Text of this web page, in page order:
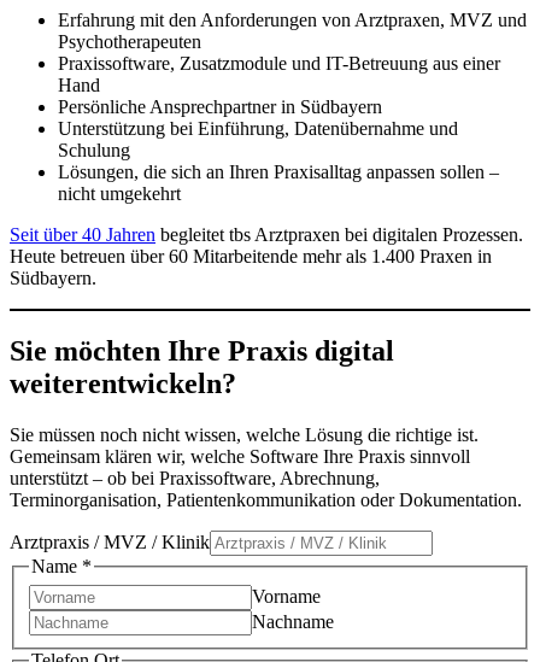
Erfahrung mit den Anforderungen von Arztpraxen, MVZ und
Psychotherapeuten
Praxissoftware, Zusatzmodule und IT-Betreuung aus einer
Hand
Persönliche Ansprechpartner in Südbayern
Unterstützung bei Einführung, Datenübernahme und
Schulung
Lösungen, die sich an Ihren Praxisalltag anpassen sollen –
nicht umgekehrt
Seit über 40 Jahren begleitet tbs Arztpraxen bei digitalen Prozessen.
Heute betreuen über 60 Mitarbeitende mehr als 1.400 Praxen in
Südbayern.
Sie möchten Ihre Praxis digital
weiterentwickeln?
Sie müssen noch nicht wissen, welche Lösung die richtige ist.
Gemeinsam klären wir, welche Software Ihre Praxis sinnvoll
unterstützt – ob bei Praxissoftware, Abrechnung,
Terminorganisation, Patientenkommunikation oder Dokumentation.
Arztpraxis / MVZ / Klinik
Name *
Vorname
Nachname